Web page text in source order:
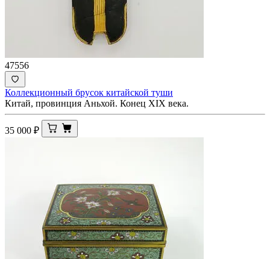
47556
Коллекционный брусок китайской туши
Китай, провинция Аньхой. Конец XIX века.
35 000 ₽